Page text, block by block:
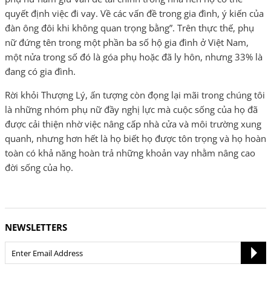
quyết định việc đi vay. Về các vấn đề trong gia đình, ý kiến của
đàn ông đôi khi không quan trọng bằng”. Trên thực thế, phụ
nữ đứng tên trong một phần ba số hộ gia đình ở Việt Nam,
một nửa trong số đó là góa phụ hoặc đã ly hôn, nhưng 33% là
đang có gia đình.
Rời khỏi Thượng Lý, ấn tượng còn đọng lại mãi trong chúng tôi
là những nhóm phụ nữ đầy nghị lực mà cuộc sống của họ đã
được cải thiện nhờ việc nâng cấp nhà cửa và môi trường xung
quanh, nhưng hơn hết là họ biết họ được tôn trọng và họ hoàn
toàn có khả năng hoàn trả những khoản vay nhằm nâng cao
đời sống của họ.
NEWSLETTERS